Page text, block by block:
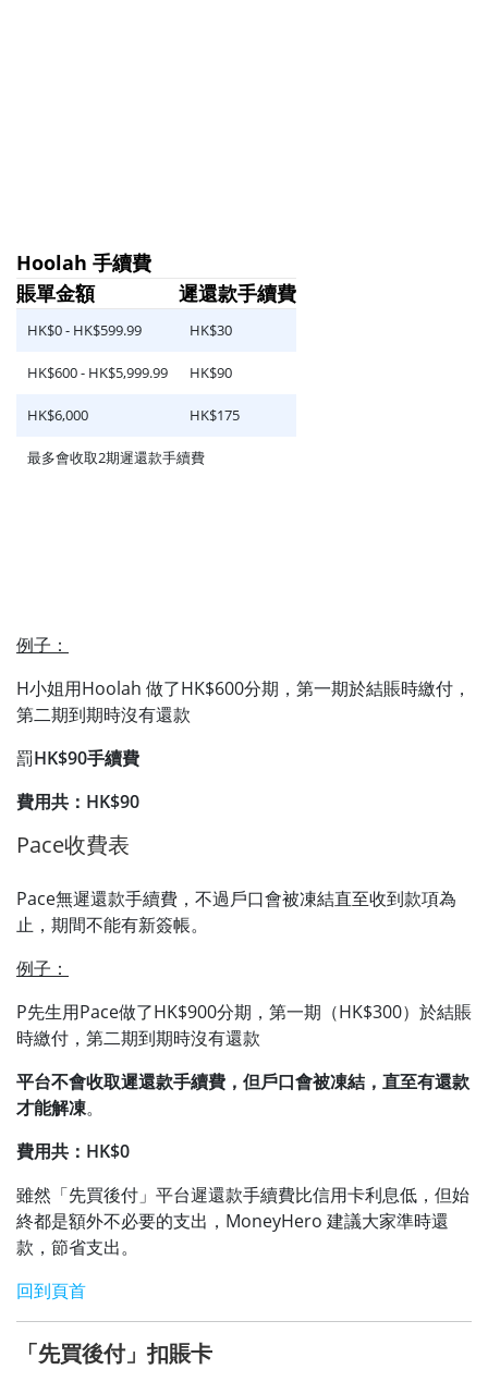
Hoolah 手續費
賬單金額
遲還款手續費
HK$0 - HK$599.99 HK$30
HK$600 - HK$5,999.99 HK$90
HK$6,000 HK$175
最多會收取2期遲還款手續費
例子：
H小姐用Hoolah 做了HK$600分期，第一期於結賬時繳付，
第二期到期時沒有還款
罰HK$90手續費
費用共：HK$90
Pace收費表
Pace無遲還款手續費，不過戶口會被凍結直至收到款項為
止，期間不能有新簽帳。
例子：
P先生用Pace做了HK$900分期，第一期（HK$300）於結賬
時繳付，第二期到期時沒有還款
平台不會收取遲還款手續費，但戶口會被凍結，直至有還款
才能解凍。
費用共：HK$0
雖然「先買後付」平台遲還款手續費比信用卡利息低，但始
終都是額外不必要的支出，MoneyHero 建議大家準時還
款，節省支出。
回到頁首
「先買後付」扣賬卡